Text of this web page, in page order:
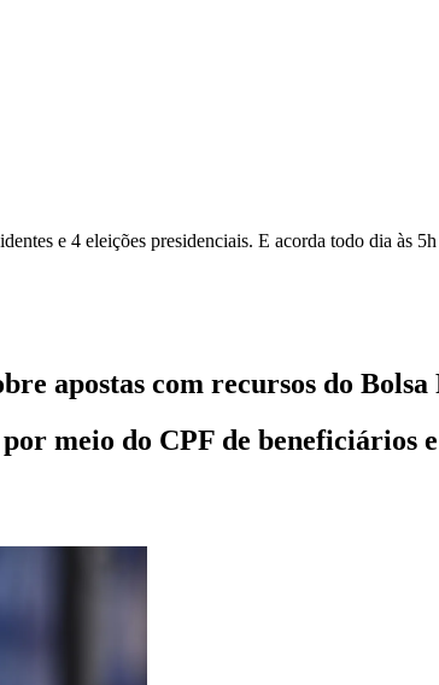
e 4 eleições presidenciais. E acorda todo dia às
apostas com recursos do
meio do CPF de beneficiários